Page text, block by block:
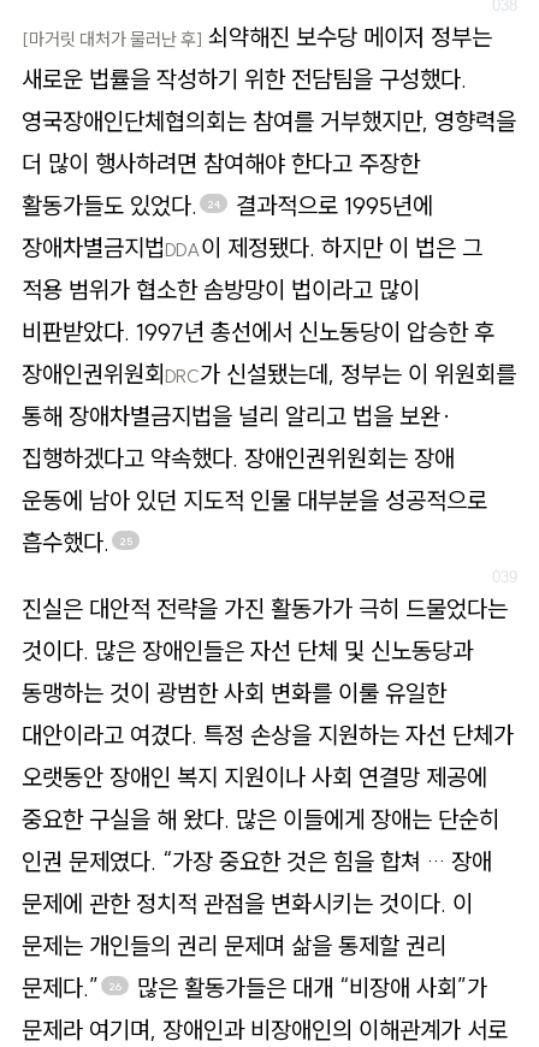
[마거릿 대처가 물러난 후] 쇠약해진 보수당 메이저 정부는
새로운 법률을 작성하기 위한 전담팀을 구성했다.
영국장애인단체협의회는 참여를 거부했지만, 영향력을
더 많이 행사하려면 참여해야 한다고 주장한
활동가들도 있었다.
24
결과적으로 1995년에
장애차별금지법DDA이 제정됐다. 하지만 이 법은 그
적용 범위가 협소한 솜방망이 법이라고 많이
비판받았다. 1997년 총선에서 신노동당이 압승한 후
장애인권위원회DRC가 신설됐는데, 정부는 이 위원회를
통해 장애차별금지법을 널리 알리고 법을 보완·
집행하겠다고 약속했다. 장애인권위원회는 장애
운동에 남아 있던 지도적 인물 대부분을 성공적으로
흡수했다.
25
진실은 대안적 전략을 가진 활동가가 극히 드물었다는
것이다. 많은 장애인들은 자선 단체 및 신노동당과
동맹하는 것이 광범한 사회 변화를 이룰 유일한
대안이라고 여겼다. 특정 손상을 지원하는 자선 단체가
오랫동안 장애인 복지 지원이나 사회 연결망 제공에
중요한 구실을 해 왔다. 많은 이들에게 장애는 단순히
인권 문제였다. “가장 중요한 것은 힘을 합쳐 … 장애
문제에 관한 정치적 관점을 변화시키는 것이다. 이
문제는 개인들의 권리 문제며 삶을 통제할 권리
문제다.”
26
많은 활동가들은 대개 “비장애 사회”가
문제라 여기며, 장애인과 비장애인의 이해관계가 서로